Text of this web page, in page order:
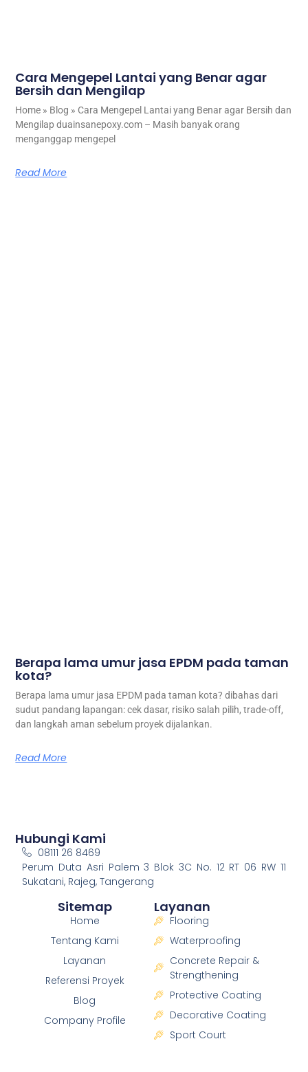
Cara Mengepel Lantai yang Benar agar
Bersih dan Mengilap
Home » Blog » Cara Mengepel Lantai yang Benar agar Bersih dan
Mengilap duainsanepoxy.com – Masih banyak orang
menganggap mengepel
Read More
Berapa lama umur jasa EPDM pada taman
kota?
Berapa lama umur jasa EPDM pada taman kota? dibahas dari
sudut pandang lapangan: cek dasar, risiko salah pilih, trade-off,
dan langkah aman sebelum proyek dijalankan.
Read More
Hubungi Kami
08111 26 8469
Perum Duta Asri Palem 3 Blok 3C No. 12 RT 06 RW 11
Sukatani, Rajeg, Tangerang
Sitemap
Home
Tentang Kami
Layanan
Referensi Proyek
Blog
Company Profile
Layanan
Flooring
Waterproofing
Concrete Repair &
Strengthening
Protective Coating
Decorative Coating
Sport Court